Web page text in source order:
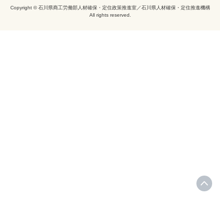
Copyright © 石川県商工労働部人材確保・定住政策推進室／石川県人材確保・定住推進機構
All rights reserved.